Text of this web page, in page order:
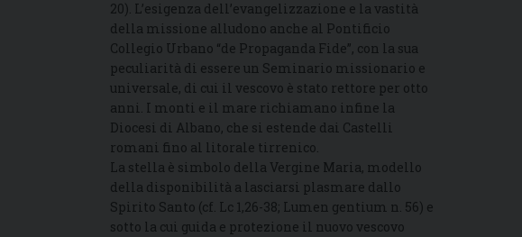
20). L’esigenza dell’evangelizzazione e la vastità
della missione alludono anche al Pontificio
Collegio Urbano “de Propaganda Fide”, con la sua
peculiarità di essere un Seminario missionario e
universale, di cui il vescovo è stato rettore per otto
anni. I monti e il mare richiamano infine la
Diocesi di Albano, che si estende dai Castelli
romani fino al litorale tirrenico.
La stella è simbolo della Vergine Maria, modello
della disponibilità a lasciarsi plasmare dallo
Spirito Santo (cf. Lc 1,26-38; Lumen gentium n. 56) e
sotto la cui guida e protezione il nuovo vescovo